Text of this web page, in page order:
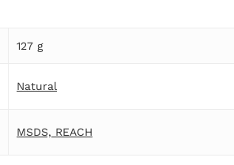
127 g
Natural
MSDS, REACH